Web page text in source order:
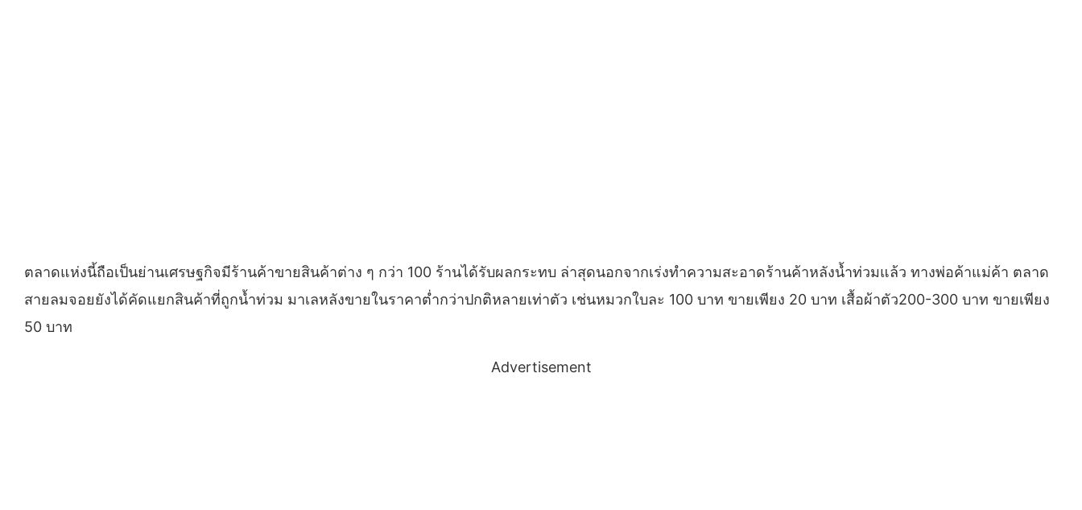
ตลาดแห่งนี้ถือเป็นย่านเศรษฐกิจมีร้านค้าขายสินค้าต่าง ๆ กว่า 100 ร้านได้รับผลกระทบ ล่าสุดนอกจากเร่งทำความสะอาดร้านค้าหลังน้ำท่วมแล้ว ทางพ่อค้าแม่ค้า ตลาด
สายลมจอยยังได้คัดแยกสินค้าที่ถูกน้ำท่วม มาเลหลังขายในราคาต่ำกว่าปกติหลายเท่าตัว เช่นหมวกใบละ 100 บาท ขายเพียง 20 บาท เสื้อผ้าตัว200-300 บาท ขายเพียง
50 บาท
Advertisement